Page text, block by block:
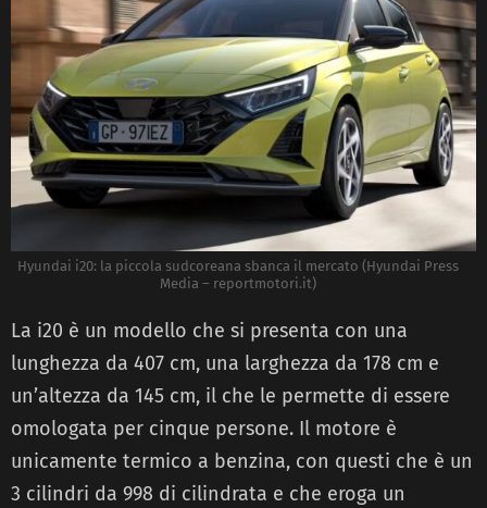
Hyundai i20: la piccola sudcoreana sbanca il mercato (Hyundai Press
Media – reportmotori.it)
La i20 è un modello che si presenta con una
lunghezza da 407 cm, una larghezza da 178 cm e
un’altezza da 145 cm, il che le permette di essere
omologata per cinque persone. Il motore è
unicamente termico a benzina, con questi che è un
3 cilindri da 998 di cilindrata e che eroga un